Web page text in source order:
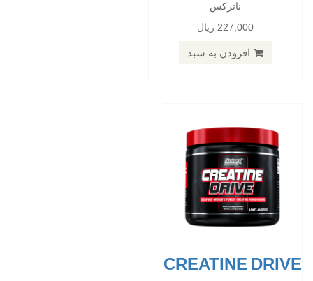
ناترکس
227,000 ریال
افزودن به سبد
CREATINE DRIVE
ناترکس
227,000 ریال